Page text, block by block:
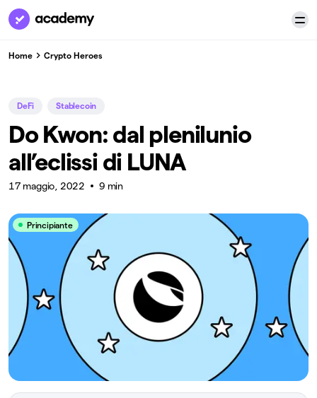
Home Crypto Heroes
DeFi Stablecoin
Do Kwon: dal plenilunio
all’eclissi di LUNA
17 maggio, 2022 9 min
Principiante